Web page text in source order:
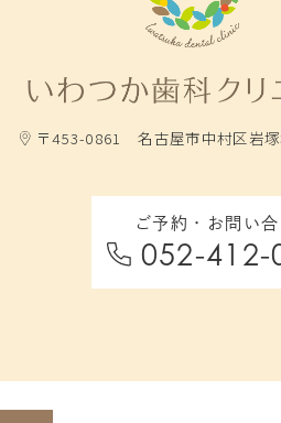
〒453-0861名古屋市中村区岩
ご予約・お問い
052-412-